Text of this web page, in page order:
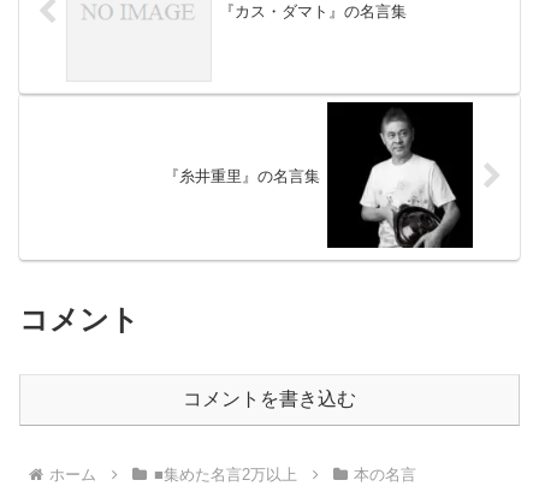
『カス・ダマト』の名言集
『糸井重里』の名言集
コメント
コメントを書き込む
ホーム ■集めた名言2万以上 本の名言